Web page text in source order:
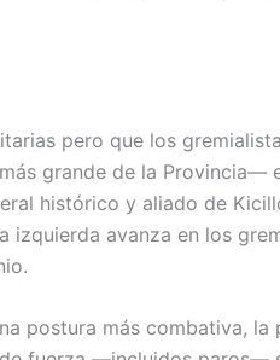
pero que los
grande de la Provincia—
histórico y aliado de
izquierda avanza en los
postura más combativa,